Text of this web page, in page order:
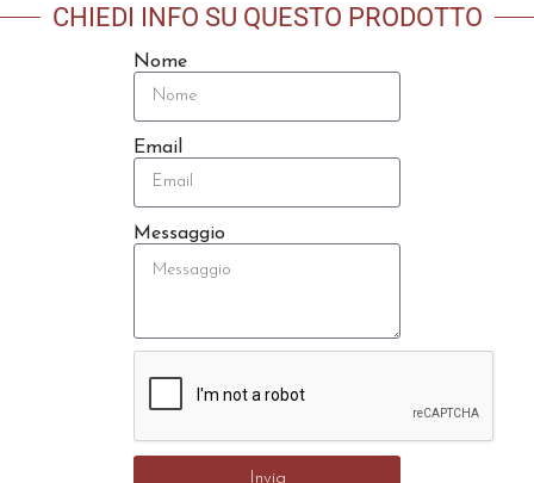
CHIEDI INFO SU QUESTO PRODOTTO
Nome
Email
Messaggio
Invia